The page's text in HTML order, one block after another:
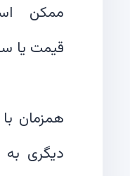
ممکن
همزمان
دیگری به